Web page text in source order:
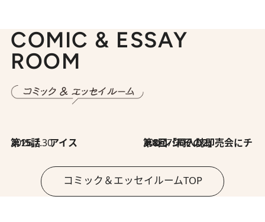
COMIC & ESSAY
ROOM
2026.7.30
第15話 アイス 2026.7.30
第8回「同人誌即売会にチャレンジ その2」
コミック＆エッセイルームTOP